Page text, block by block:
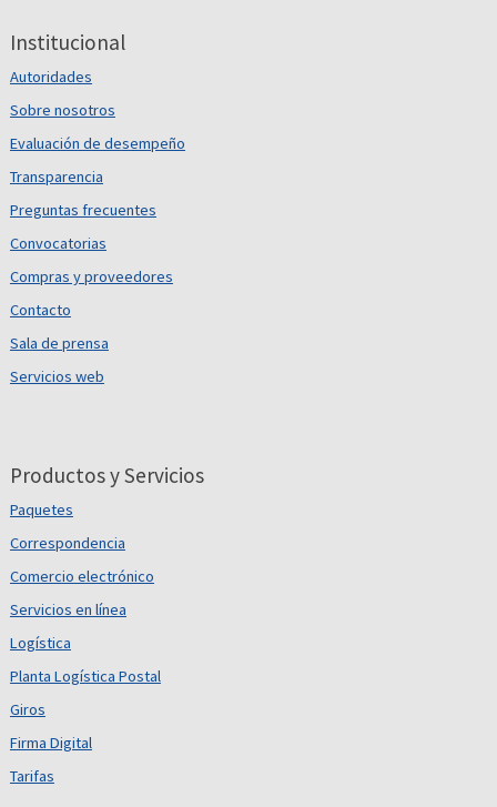
Institucional
Autoridades
Sobre nosotros
Evaluación de desempeño
Transparencia
Preguntas frecuentes
Convocatorias
Compras y proveedores
Contacto
Sala de prensa
Servicios web
Productos y Servicios
Paquetes
Correspondencia
Comercio electrónico
Servicios en línea
Logística
Planta Logística Postal
Giros
Firma Digital
Tarifas